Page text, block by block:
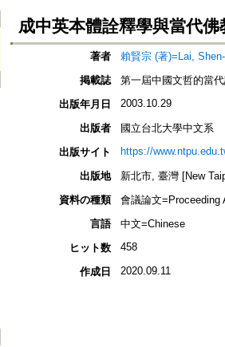
成中英本體詮釋學與當代
著者
賴賢宗 (著)=Lai,
掲載誌
第一屆中國文哲的當
出版年月日
2003.10.29
出版者
國立台北大學中文系
出版サイト
https://
出版地
新北市, 臺灣 [New
資料の種類
會議論文=Proceeding
言語
中文=Chinese
ヒット数
458
作成日 2020.09.11